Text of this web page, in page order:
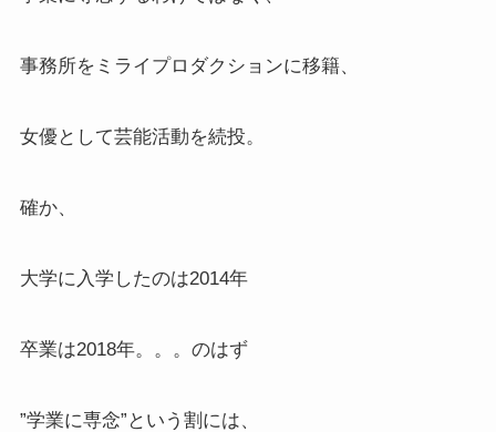
事務所をミライプロダクションに移籍、
女優として芸能活動を続投。
確か、
大学に入学したのは2014年
卒業は2018年。。。のはず
”学業に専念”という割には、